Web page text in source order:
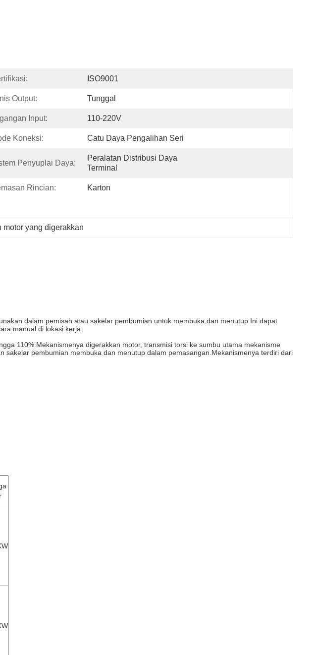
ISO9001
Output: Tunggal
Input: 110-220V
Koneksi: Catu Daya Pengalihan Seri
Penyuplai Daya:
Peralatan Distribusi Daya
Terminal
Rincian: Karton
yang digerakkan
dalam pemisah atau sakelar pembumian untuk membuka dan menutup.Ini dapat
manual di lokasi kerja.
110%.Mekanismenya digerakkan motor, transmisi torsi ke sumbu utama mekanisme
pembumian membuka dan menutup dalam pemasangan.Mekanismenya terdiri dari